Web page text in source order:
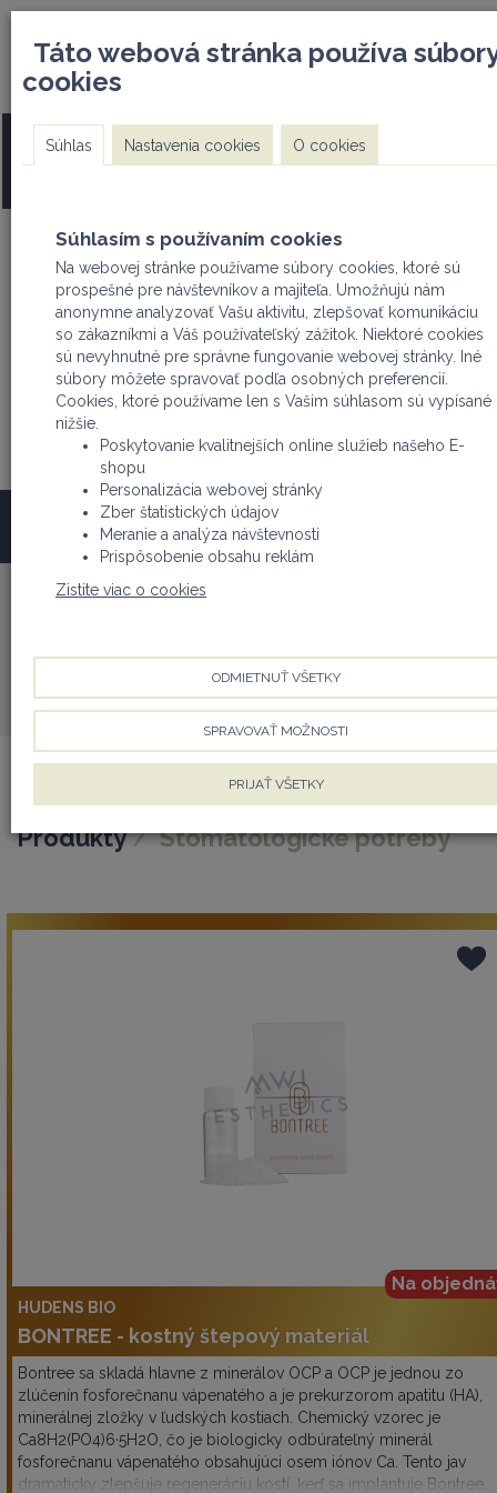
nad 500€
PRE ODSÚHLASENIE REGISTRÁCIE SA TREBA REGISTROVAŤ
FIRMA (odfajknúť na začiatku registrácie - PRÁVNICKÁ
Užívateľ
Prihlásiť
Registrovať
Košík
Nákupný košík
produkty články cenníky kontakt
produkty
Značky
Najviac obľúbené
Produkty Stomatologické potreby
Na
HUDENS BIO
BONTREE - kostný štepový materiál
Bontree sa skladá hlavne z minerálov OCP a OCP je jednou zo
zlúčenín fosforečnanu vápenatého a je prekurzorom apatitu (HA),
minerálnej zložky v ľudských kostiach. Chemický vzorec je
Ca8H2(PO4)6·5H2O, čo je biologicky odbúrateľný minerál
fosforečnanu vápenatého obsahujúci osem iónov Ca. Tento jav
dramaticky zlepšuje regeneráciu kostí, keď sa implantuje Bontree.
Táto webová stránka používa
cookies
Súhlas Nastavenia cookies O cookies
Súhlasím s používaním cookies
Na webovej stránke používame súbory cookies, ktoré sú
prospešné pre návštevníkov a majiteľa. Umožňujú nám
anonymne analyzovať Vašu aktivitu, zlepšovať komunikáciu
so zákazníkmi a Váš používateľský zážitok. Niektoré cookies
sú nevyhnutné pre správne fungovanie webovej stránky. Iné
súbory môžete spravovať podľa osobných preferencií.
Cookies, ktoré používame len s Vašim súhlasom sú vypísané
nižšie.
Poskytovanie kvalitnejších online služieb našeho E-
shopu
Personalizácia webovej stránky
Zber štatistických údajov
Meranie a analýza návštevnosti
Prispôsobenie obsahu reklám
Zistite viac o cookies
ODMIETNUŤ VŠETKY
SPRAVOVAŤ MOŽNOSTI
PRIJAŤ VŠETKY